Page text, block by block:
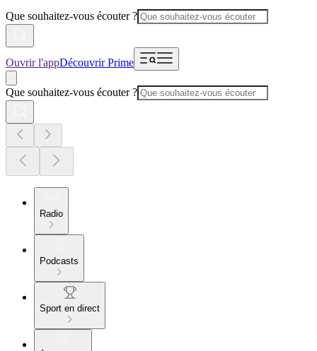
Que souhaitez-vous écouter ?
Ouvrir l'appDécouvrir Prime
Que souhaitez-vous écouter ?
Radio
Podcasts
Sport en direct